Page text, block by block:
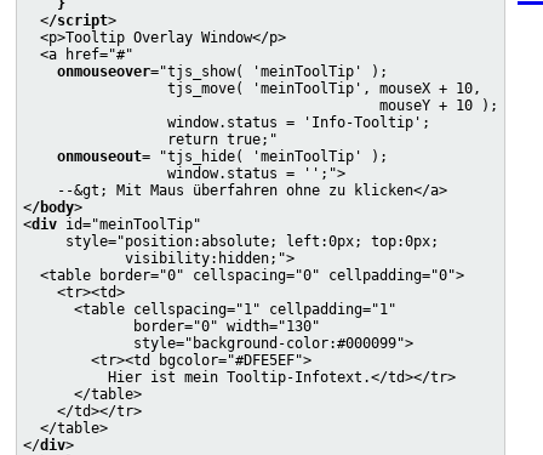
</script>
  <p>Tooltip Overlay Window</p>
  <a href="#"
onmouseover="tjs_show( 'meinToolTip' );
                 tjs_move( 'meinToolTip', mouseX + 10,
                                          mouseY + 10 );
                 window.status = 'Info-Tooltip';
                 return true;"
onmouseout= "tjs_hide( 'meinToolTip' );
                 window.status = '';">
    --&gt; Mit Maus überfahren ohne zu klicken</a>
</body>
<div id="meinToolTip"
     style="position:absolute; left:0px; top:0px;
            visibility:hidden;">
  <table border="0" cellspacing="0" cellpadding="0">
    <tr><td>
      <table cellspacing="1" cellpadding="1"
             border="0" width="130"
             style="background-color:#000099">
        <tr><td bgcolor="#DFE5EF">
          Hier ist mein Tooltip-Infotext.</td></tr>
      </table>
    </td></tr>
  </table>
</div>